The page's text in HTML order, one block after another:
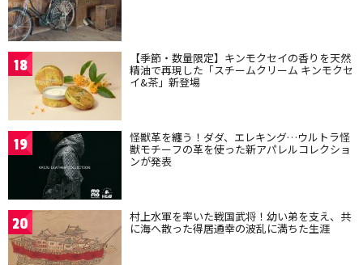
18 【季節・数量限定】キンモクセイの香りを天然
精油で再現した「スチームクリーム キンモクセ
イ&茶」新登場
19 怪獣革を纏う！ダダ、エレキング…ウルトラ怪
獣モチーフの革を使った新アパレルコレクショ
ンが発表
20 村上水軍を率いた戦国武将！幼い弟を支え、共
に海へ散った得居通幸の波乱に満ちた生涯